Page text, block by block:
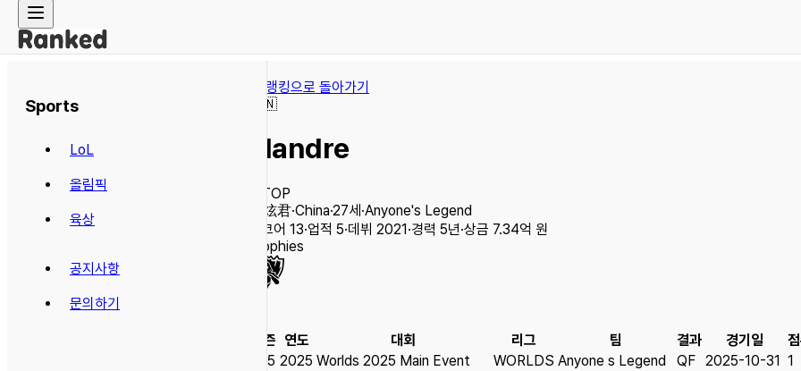
Sports
LoL
올림픽
육상
공지사항
문의하기
← 랭킹으로 돌아가기
🇨🇳
Flandre
TOP
李炫君·China·27세·Anyone's Legend
스코어 13·업적 5·데뷔 2021·경력 5년·상금 7.34억 원
Trophies
시즌 연도 대회 리그 팀 결과 경기일
S15 2025 Worlds 2025 Main Event WORLDS Anyone s Legend QF 2025-10-31 1